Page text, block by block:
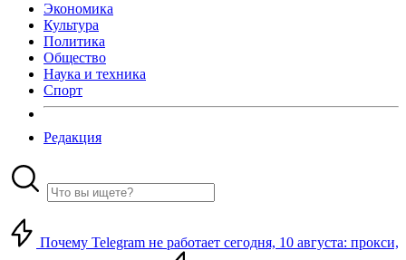
Экономика
Культура
Политика
Общество
Наука и техника
Спорт
Редакция
Почему Telegram не работает сегодня, 10 августа: прокси,